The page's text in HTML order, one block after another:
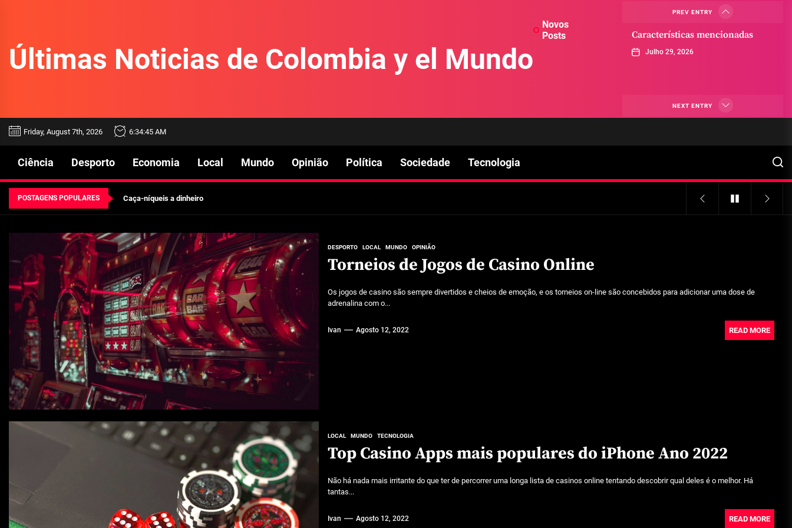
content
Últimas Noticias de Colombia y el Mundo
Novos
Posts
PREV ENTRY
Características mencionadas
Julho 29, 2026
Máquinas de jogo online
Tiki Tumble são grandes
Julho 29, 2026
Características mencionadas
Caça-níqueis a dinheiro
Tiki Tumble são grandes
NEXT ENTRY
Friday, August 7th, 2026 6:34:45 AM
Ciência Desporto Economia Local Mundo Opinião Política Sociedade Tecnologia
POSTAGENS POPULARES
Beetlejuice e espectáculos
Caça-níqueis a dinheiro
Beetlejuice e espectáculos
Características mencionadas
Máquinas de jogo online
Caça-níqueis a dinheiro
Tiki Tumble são grandes
Beetlejuice e espectáculos
DESPORTO LOCAL MUNDO OPINIÃO
Torneios de Jogos de Casino Online
Os jogos de casino são sempre divertidos e cheios de emoção, e os torneios on-line são concebidos para adicionar uma dose de
adrenalina com o...
Ivan Agosto 12, 2022 READ MORE
LOCAL MUNDO TECNOLOGIA
Top Casino Apps mais populares do iPhone Ano 2022
Não há nada mais irritante do que ter de percorrer uma longa lista de casinos online tentando descobrir qual deles é o melhor. Há
tantas...
Ivan Agosto 12, 2022 READ MORE